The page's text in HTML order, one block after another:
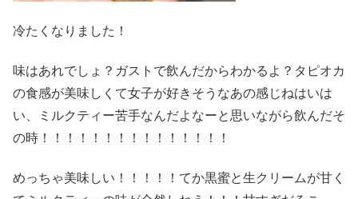
冷たくなりました！
味はあれでしょ？ガストで飲んだからわかるよ？タピオカ
の食感が美味しくて女子が好きそうなあの感じねはいは
い、ミルクティー苦手なんだよなーと思いながら飲んだそ
の時！！！！！！！！！！！！！！！
めっちゃ美味しい！！！！！てか黒蜜と生クリームが甘く